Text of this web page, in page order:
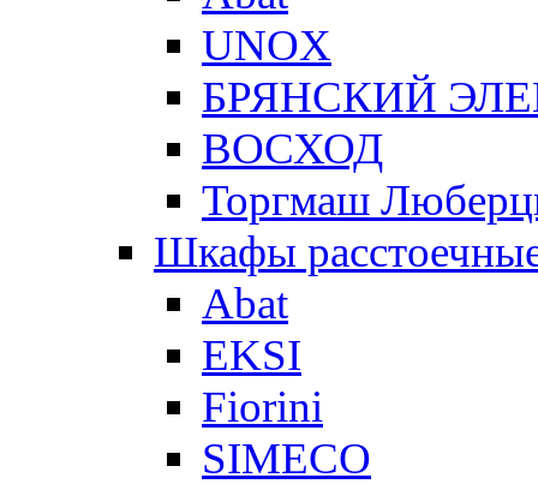
UNOX
БРЯНСКИЙ
ВОСХОД
Торгмаш
Шкафы
Abat
EKSI
Fiorini
SIMECO